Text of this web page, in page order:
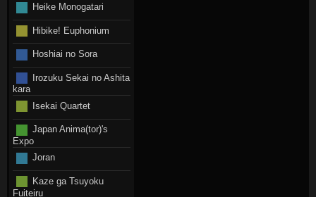
Heike Monogatari
Hibike! Euphonium
Hoshiai no Sora
Irozuku Sekai no Ashita
kara
Isekai Quartet
Japan Anima(tor)'s
Expo
Joran
Kaze ga Tsuyoku
Fuiteiru